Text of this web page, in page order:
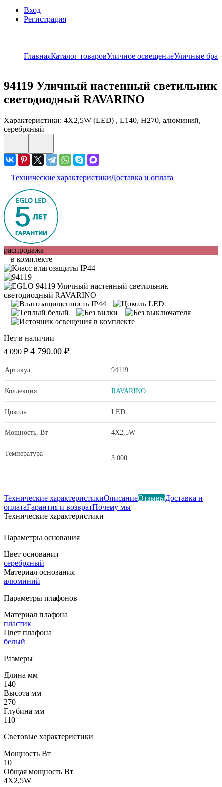
Вход
Регистрация
ГлавнаяКаталог товаровУличное освещениеУличные бра
94119 Уличный настенный светильник
светодиодный RAVARINO
Характеристики: 4X2,5W (LED) , L140, H270, алюминий,
серебряный
Технические характеристикиДоставка и оплата
распродажа
в комплекте
Нет в наличии
4 090 ₽ 4 790.00 ₽
Артикул: 94119
Коллекция RAVARINO
Цоколь LED
Мощность, Вт 4X2,5W
Температура
3 000
Технические характеристикиОписаниеОтзывыДоставка и
оплатаГарантия и возвратПочему мы
Технические характеристики
Параметры основания
Цвет основания
серебряный
Материал основания
алюминий
Параметры плафонов
Материал плафона
пластик
Цвет плафона
белый
Размеры
Длина мм
140
Высота мм
270
Глубина мм
110
Световые характеристики
Мощность Вт
10
Общая мощность Вт
4X2,5W